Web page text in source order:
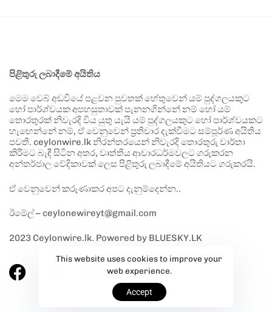
පිළිතුරු ලබාදීමේ අයිතිය
මෙම වෙබ් අඩවියේ පළවන පුවතක් හේතුවෙන් යම් පුද්ගලයකුට
හෝ පාර්ශ්වයක අපහසුතාවක් පැනනගින්නේ නම් හෝ යම්
තොරතුරක් නිවැරදි විය යුතු යැයි යම් පුද්ගලයකුට හෝ පාර්ශ්වයකට
හැඟෙන්නේ නම්, ඒ වෙනුවෙන් ප්‍රතිචාර දැක්වීමට සම්පූර්ණ අයිතිය
පවතී. ceylonwire.lk නිරන්තරයෙන් නිවැරදි තොරතුරු වාර්තා
කිරීමට බැඳී සිටින අතර, වෘත්තීය ආචාරධර්මවලට ගරුකරන
අන්තර්ජාල වේදිකාවක් ලෙස පිළිතුරු ලබාදීමේ අයිතියට ගරුකරයි.
ඒ වෙනුවෙන් කරුණාකර අපට දැනුම්දෙන්න..
ඊමේල් – ceylonewireyt@gmail.com
2023 Ceylonwire.lk. Powered by BLUESKY.LK
This website uses cookies to improve your
web experience.
Accept